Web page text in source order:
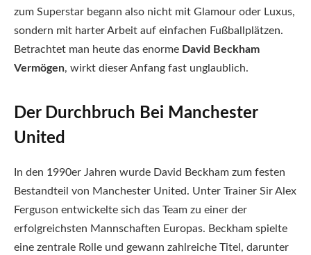
zum Superstar begann also nicht mit Glamour oder Luxus,
sondern mit harter Arbeit auf einfachen Fußballplätzen.
Betrachtet man heute das enorme David Beckham
Vermögen, wirkt dieser Anfang fast unglaublich.
Der Durchbruch Bei Manchester
United
In den 1990er Jahren wurde David Beckham zum festen
Bestandteil von Manchester United. Unter Trainer Sir Alex
Ferguson entwickelte sich das Team zu einer der
erfolgreichsten Mannschaften Europas. Beckham spielte
eine zentrale Rolle und gewann zahlreiche Titel, darunter